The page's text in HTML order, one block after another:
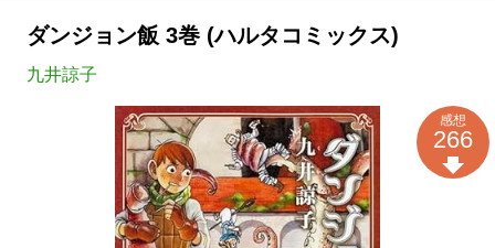
ダンジョン飯 3巻 (ハルタコミックス)
九井諒子
感想
266